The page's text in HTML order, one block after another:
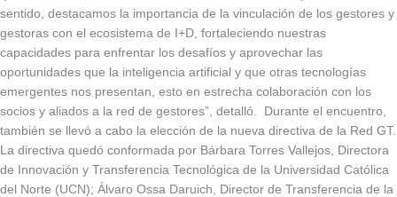
sentido, destacamos la importancia de la vinculación de los gestores y
gestoras con el ecosistema de I+D, fortaleciendo nuestras
capacidades para enfrentar los desafíos y aprovechar las
oportunidades que la inteligencia artificial y que otras tecnologías
emergentes nos presentan, esto en estrecha colaboración con los
socios y aliados a la red de gestores”, detalló. Durante el encuentro,
también se llevó a cabo la elección de la nueva directiva de la Red GT.
La directiva quedó conformada por Bárbara Torres Vallejos, Directora
de Innovación y Transferencia Tecnológica de la Universidad Católica
del Norte (UCN); Álvaro Ossa Daruich, Director de Transferencia de la